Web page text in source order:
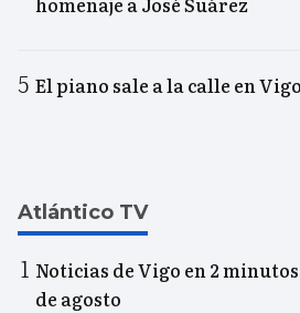
El piano sale a la calle en Vigo
Atlántico TV
Noticias de Vigo en 2
de agosto